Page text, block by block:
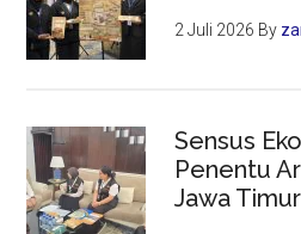
2 Juli 2026 By
Sensus
Penentu
Jawa Timur